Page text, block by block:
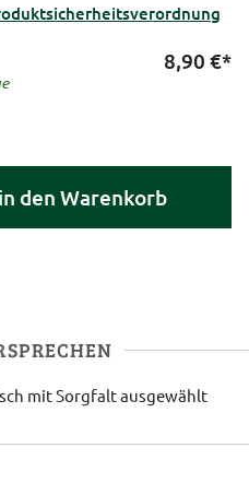
8,90 €*
in den Warenkorb
mit Sorgfalt ausgewählt